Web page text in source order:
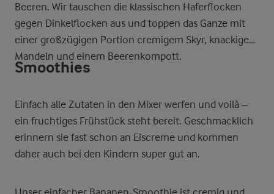
Beeren. Wir tauschen die klassischen Haferflocken
gegen Dinkelflocken aus und toppen das Ganze mit
einer großzügigen Portion cremigem Skyr, knackigen
Mandeln und einem Beerenkompott.
Smoothies
Einfach alle Zutaten in den Mixer werfen und voilà –
ein fruchtiges Frühstück steht bereit. Geschmacklich
erinnern sie fast schon an Eiscreme und kommen
daher auch bei den Kindern super gut an.